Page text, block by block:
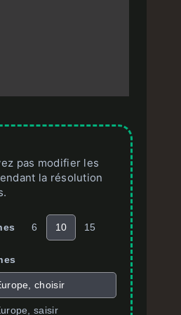
pas modifier les
la résolution
6 10 15
choisir
saisir